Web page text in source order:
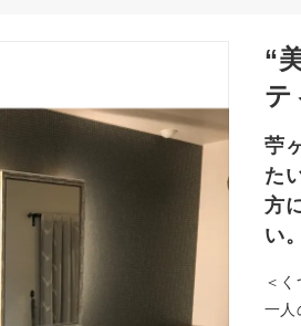
“
テ
苧
た
方
い。
＜
一人